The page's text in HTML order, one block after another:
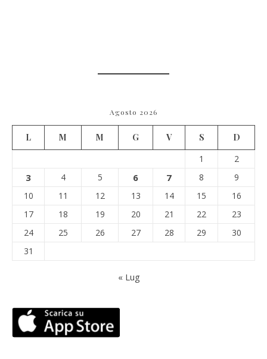
Agosto 2026
L M M G V S
D
1
2
3 4 5 6 7 8
9
10
11 12 13 14 15
16
17
18 19 20 21 22
23
24
25 26 27 28 29
30
31
« Lug